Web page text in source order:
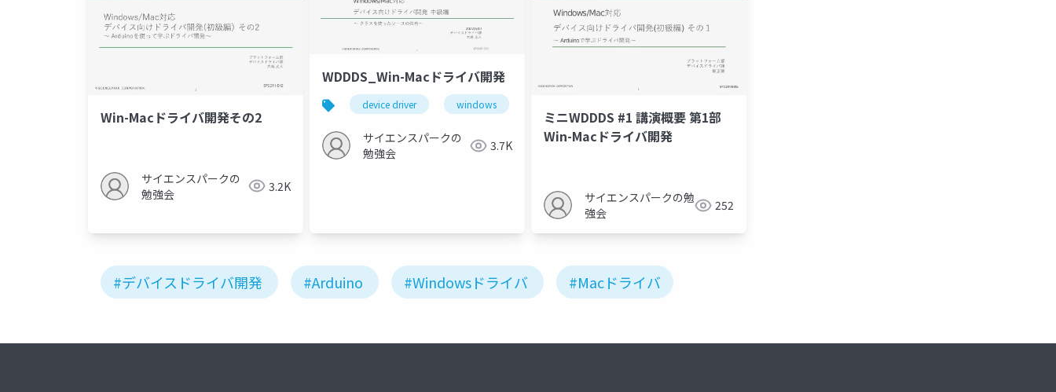
Win-Macドライバ開発その2
サイエンスパークの
勉強会
3.2K
WDDDS_Win-Macドライバ開発
device driver windows
サイエンスパークの
勉強会
3.7K
ミニWDDDS #1 講演概要 第1部
Win-Macドライバ開発
サイエンスパークの勉
強会
252
#デバイスドライバ開発 #Arduino #Windowsドライバ #Macドライバ